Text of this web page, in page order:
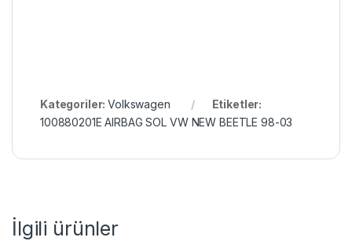
Kategoriler:Volkswagen
Etiketler:
100880201E AIRBAG SOL VW NEW BEETLE 98-03
İlgili ürünler